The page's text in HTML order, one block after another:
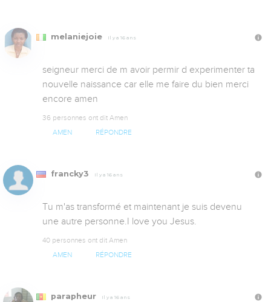
melaniejoie Il y a 16 ans
seigneur merci de m avoir permir d experimenter ta
nouvelle naissance car elle me faire du bien merci
encore amen
36 personnes ont dit Amen
AMEN RÉPONDRE
francky3 Il y a 16 ans
Tu m'as transformé et maintenant je suis devenu
une autre personne.I love you Jesus.
40 personnes ont dit Amen
AMEN RÉPONDRE
parapheur Il y a 16 ans